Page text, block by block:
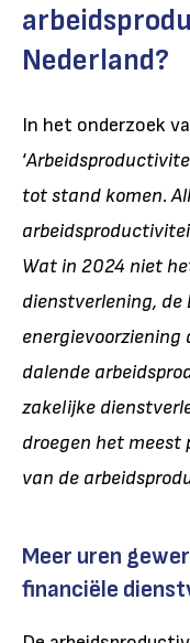
Nederland?
In het onderzoek
‘
tot stand komen.
Wat in 2024 niet
dienstverlening, de
dalende
zakelijke
droegen het meest
van de
Meer uren
financiële